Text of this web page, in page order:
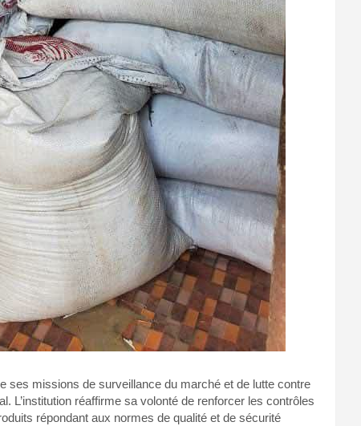
ses missions de surveillance du marché et de lutte contre
L’institution réaffirme sa volonté de renforcer les contrôles
répondant aux normes de qualité et de sécurité